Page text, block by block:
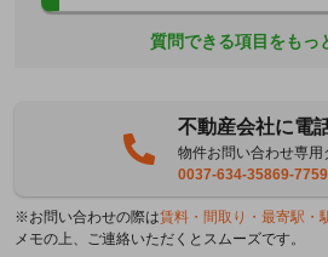
質問できる項目をもっ
不動産会社に電
物件お問い合わせ専用
0037-634-35869-
※お問い合わせの際は賃料・間取り・最寄駅・
メモの上、ご連絡いただくとスムーズです。